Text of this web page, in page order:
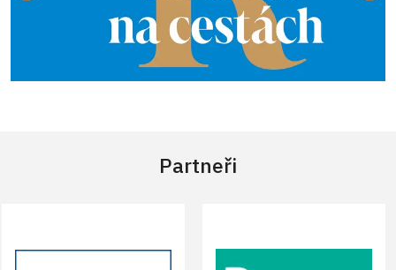
Partneři